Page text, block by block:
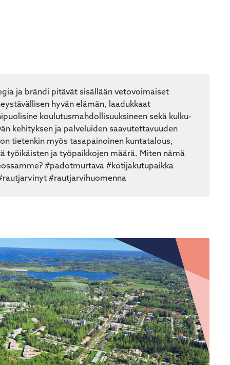
ja brändi pitävät sisällään vetovoimaiset
hyvän elämän, laadukkaat
koulutusmahdollisuuksineen sekä kulku-
kehityksen ja palveluiden saavutettavuuden
tietenkin myös tasapainoinen kuntatalous,
työikäisten ja työpaikkojen määrä. Miten nämä
#padotmurtava #kotijakutupaikka
#rautjarvihuomenna